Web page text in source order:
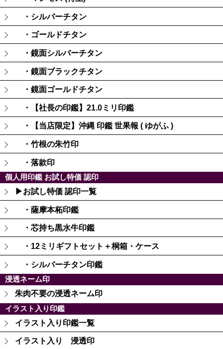
・シルバーチタン
・ゴールドチタン
・鏡面シルバーチタン
・鏡面ブラックチタン
・鏡面ゴールドチタン
・【社長の印鑑】21.0ミリ印鑑
・【当店限定】沖縄 印鑑 世果報 ( ゆがふ )
・竹根の朱竹印
・落款印
個人用印鑑 お試し特価 認印
▶お試し特価 認印一覧
・薩摩本柘印鑑
・芯持ち黒水牛印鑑
・12ミリギフトセット＋桐箱・ケース
・シルバーチタン印鑑
浸透ネーム印
朱肉不要の浸透ネーム印
イラスト入り印鑑
イラスト入り印鑑一覧
イラスト入り 浸透印